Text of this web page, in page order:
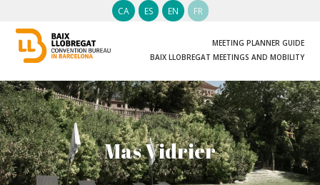
MEETING PLANNER GUIDE
BAIX LLOBREGAT MEETINGS AND MOBILITY
CA ES EN FR
Mas Vidrier